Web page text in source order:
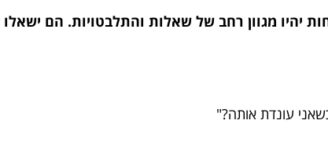
יהיו מגוון רחב של שאלות והתלבטויות. הם ישאלו
עונדת אותה?"